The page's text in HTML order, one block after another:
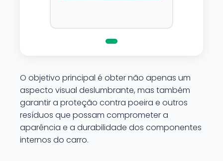
O objetivo principal é obter não apenas um
aspecto visual deslumbrante, mas também
garantir a proteção contra poeira e outros
resíduos que possam comprometer a
aparência e a durabilidade dos componentes
internos do carro.